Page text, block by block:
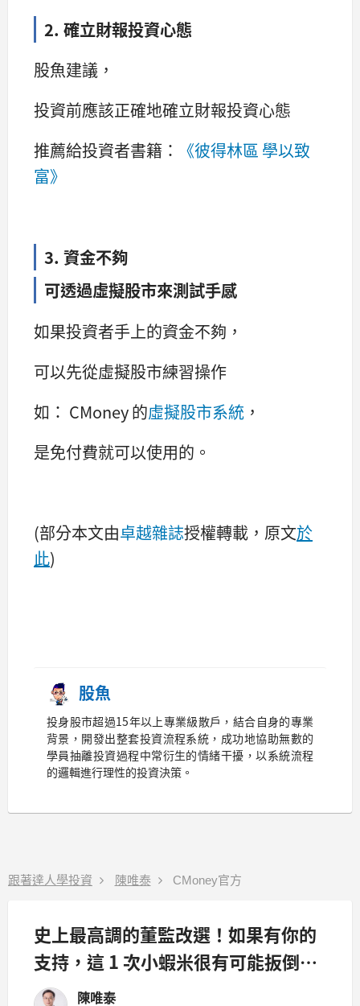
2. 確立財報投資心態
股魚建議，
投資前應該正確地確立財報投資心態
推薦給投資者書籍：
《彼得林區 學以致
富》
3. 資金不夠
可透過虛擬股市來測試手感
如果投資者手上的資金不夠，
可以先從虛擬股市練習操作
如： CMoney 的虛擬股市系統 ，
是免付費就可以使用的。
(部分本文由卓越雜誌授權轉載，原文於
此)
股魚
投身股市超過15年以上專業級散戶，結合自身的專業
背景，開發出整套投資流程系統，成功地協助無數的
學員抽離投資過程中常衍生的情緒干擾，以系統流程
的邏輯進行理性的投資決策。
跟著達人學投資 陳唯泰 CMoney官方
史上最高調的董監改選！如果有你的
支持，這 1 次小蝦米很有可能扳倒大
鯨魚...陳唯泰